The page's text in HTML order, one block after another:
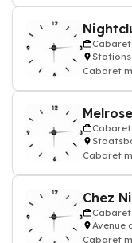
Cabaret
Cabaret
Cabaret
Cabaret
Chez
Cabaret
Avenue
Cabaret